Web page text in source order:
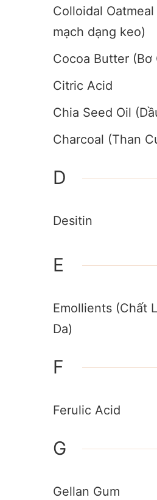
Colloidal
mạch dạng keo)
Cocoa Butter (Bơ
Citric Acid
Chia Seed Oil
Charcoal (Than
D
Desitin
E
Emollients (Chất
Da)
F
Ferulic Acid
G
Gellan Gum